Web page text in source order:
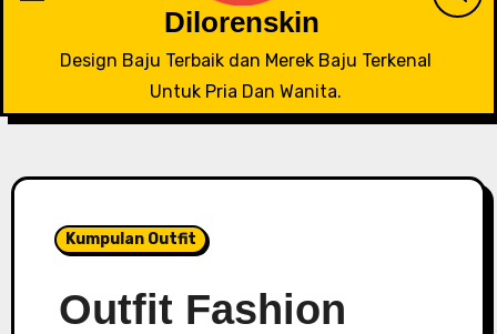
Dilorenskin
Design Baju Terbaik dan Merek Baju Terkenal
Untuk Pria Dan Wanita.
Kumpulan Outfit
Outfit Fashion